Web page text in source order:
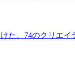
た、74のクリエイ